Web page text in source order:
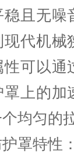
且无噪
代机械
可以通
上的加
均匀的
罩特性：